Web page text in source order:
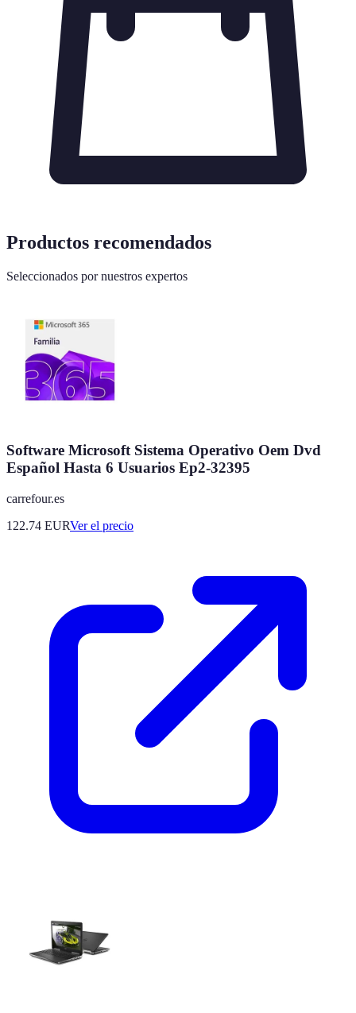
Productos recomendados
Seleccionados por nuestros expertos
Software Microsoft Sistema Operativo Oem Dvd
Español Hasta 6 Usuarios Ep2-32395
carrefour.es
122.74 EURVer el precio